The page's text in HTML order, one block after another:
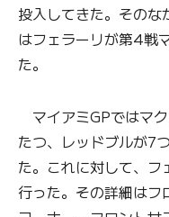
投入してきた。そのな
はフェラーリが第4戦
た。
マイアミGPではマ
たつ、レッドブルが7
た。これに対して、
行った。その詳細はフ